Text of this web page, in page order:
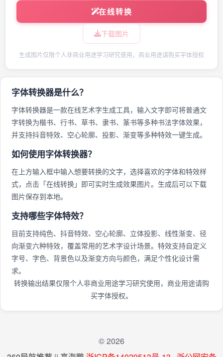
在线转换
下载图片
生成图片仅限个人非商业用途学习研究使用，商业用途请购买字体授权
字体转换器是什么？
字体转换器是一款在线艺术字生成工具，输入文字即可将普通文
字转换为楷书、行书、草书、隶书、篆书等多种书法字体效果，
并支持抖音特效、空心轮廓、投影、渐变等多种特效一键生成。
如何使用字体转换器？
在上方输入框中输入想要转换的文字，选择喜欢的字体和特效样
式，点击「在线转换」即可实时生成效果图片。生成后可以下载
图片保存到本地。
支持哪些字体特效？
目前支持纯色、抖音特效、空心轮廓、立体投影、线性渐变、径
向渐变六种特效，覆盖常用的艺术字设计场景。特效支持自定义
字号、字色、背景色以及渐变方向与颜色，满足个性化设计需
求。
转换输出结果仅限个人非商业用途学习研究使用，商业用途请购
买字体授权。
© 2026